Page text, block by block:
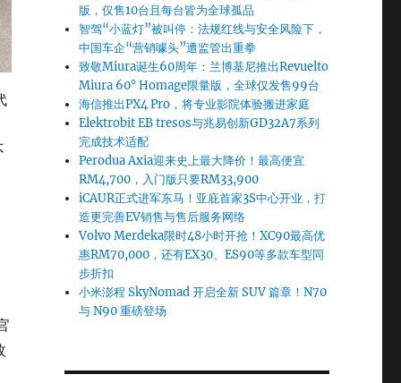
版，仅售10台且每台皆为全球孤品
智驾“小蓝灯”被叫停：法规红线与安全风险下，
中国车企“营销噱头”遭监管出重拳
致敬Miura诞生60周年：兰博基尼推出Revuelto
Miura 60° Homage限量版，全球仅发售99台
海信推出PX4 Pro，将专业影院体验搬进家庭
Elektrobit EB tresos与兆易创新GD32A7系列
完成技术适配
Perodua Axia迎来史上最大降价！最高便宜
RM4,700，入门版只要RM33,900
iCAUR正式进军东马！亚庇首家3S中心开业，打
造更完善EV销售与售后服务网络
Volvo Merdeka限时48小时开抢！XC90最高优
惠RM70,000，还有EX30、ES90等多款车型同
步折扣
小米澎程 SkyNomad 开启全新 SUV 篇章！N70
与 N90 重磅登场